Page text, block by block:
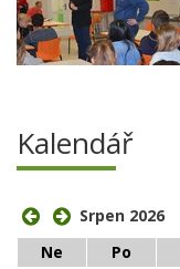
Kalendář
Srpen 2026
Ne
Po